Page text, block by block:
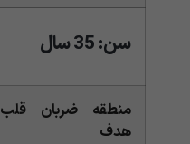
سن: 35 سال
منطقه ضربان قلب
هدف